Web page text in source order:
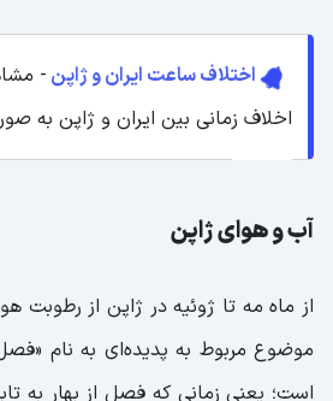
اختلاف ساعت ایران و ژاپن -
اخلاف زمانی بین ایران و ژاپن به
آب و هوای ژاپن
از ماه مه تا ژوئیه در ژاپن از
موضوع مربوط به پدیده‌ای به نام
است؛ یعنی زمانی که فصل از بهار به